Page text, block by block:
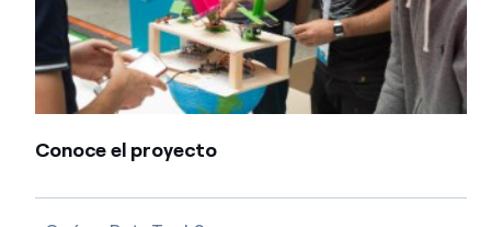
Conoce el proyecto